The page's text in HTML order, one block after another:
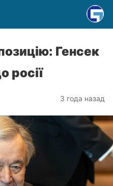
Генсек
росії
3 года назад